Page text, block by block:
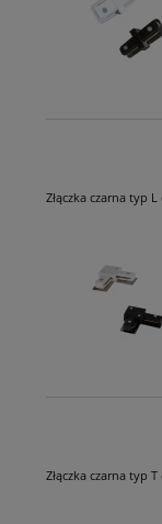
Złączka czarna typ
Złączka czarna typ